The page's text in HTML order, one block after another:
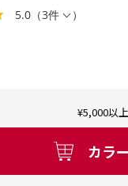
5.0 （3件 ）
¥5,000以
カラ